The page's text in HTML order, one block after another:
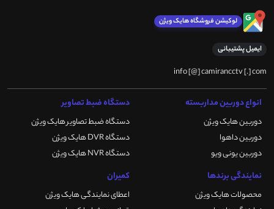
لوکیشن فروشگاه هایک ویژن
ایمیل پشتیبانی
info [@] camirancctv [.] com
انواع دوربین مداربسته
دوربین هایک ویژن
دوربین داهوا
دوربین یونی ویو
دستگاه ضبط تصاویر
دستگاه ضبط تصاویر هایک ویژن
دستگاه DVR هایک ویژن
دستگاه NVR هایک ویژن
نمایندگی برندها
محصولات هایک ویژن
کمیران
اعطای نمایندگی هایک ویژن